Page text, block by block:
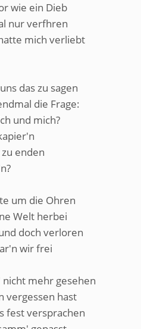
wie ein Dieb
nur verfhren
mich verliebt
das zu sagen
die Frage:
und mich?
enden
um die Ohren
Welt herbei
doch verloren
wir frei
nicht mehr gesehen
vergessen hast
fest versprachen